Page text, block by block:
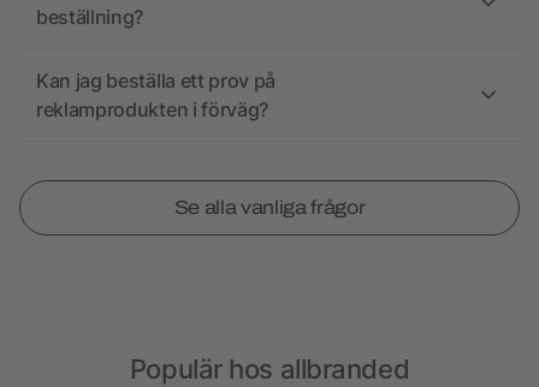
beställning?
Kan jag beställa ett prov på
reklamprodukten i förväg?
Se alla vanliga frågor
Populär hos allbranded